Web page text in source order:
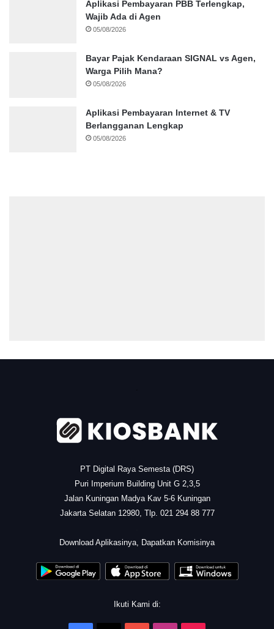
Aplikasi Pembayaran PBB Terlengkap,
Wajib Ada di Agen
05/08/2026
Bayar Pajak Kendaraan SIGNAL vs Agen,
Warga Pilih Mana?
05/08/2026
Aplikasi Pembayaran Internet & TV
Berlangganan Lengkap
05/08/2026
PT Digital Raya Semesta (DRS)
Puri Imperium Building Unit G 2,3,5
Jalan Kuningan Madya Kav 5-6 Kuningan
Jakarta Selatan 12980, Tlp. 021 294 88 777
Download Aplikasinya, Dapatkan Komisinya
Ikuti Kami di: